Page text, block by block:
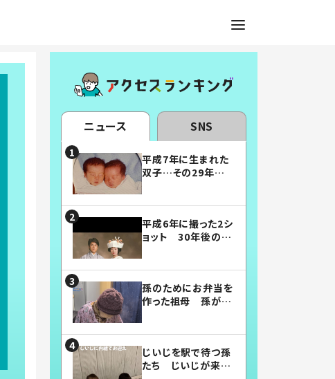
ニュース SNS
平成7年に生まれた
双子…その29年後
平成6年に撮った2シ
ョット 30年後の姿
孫のためにお弁当を
作った祖母 孫が絶
じいじを駅で待つ孫
たち じいじが来た